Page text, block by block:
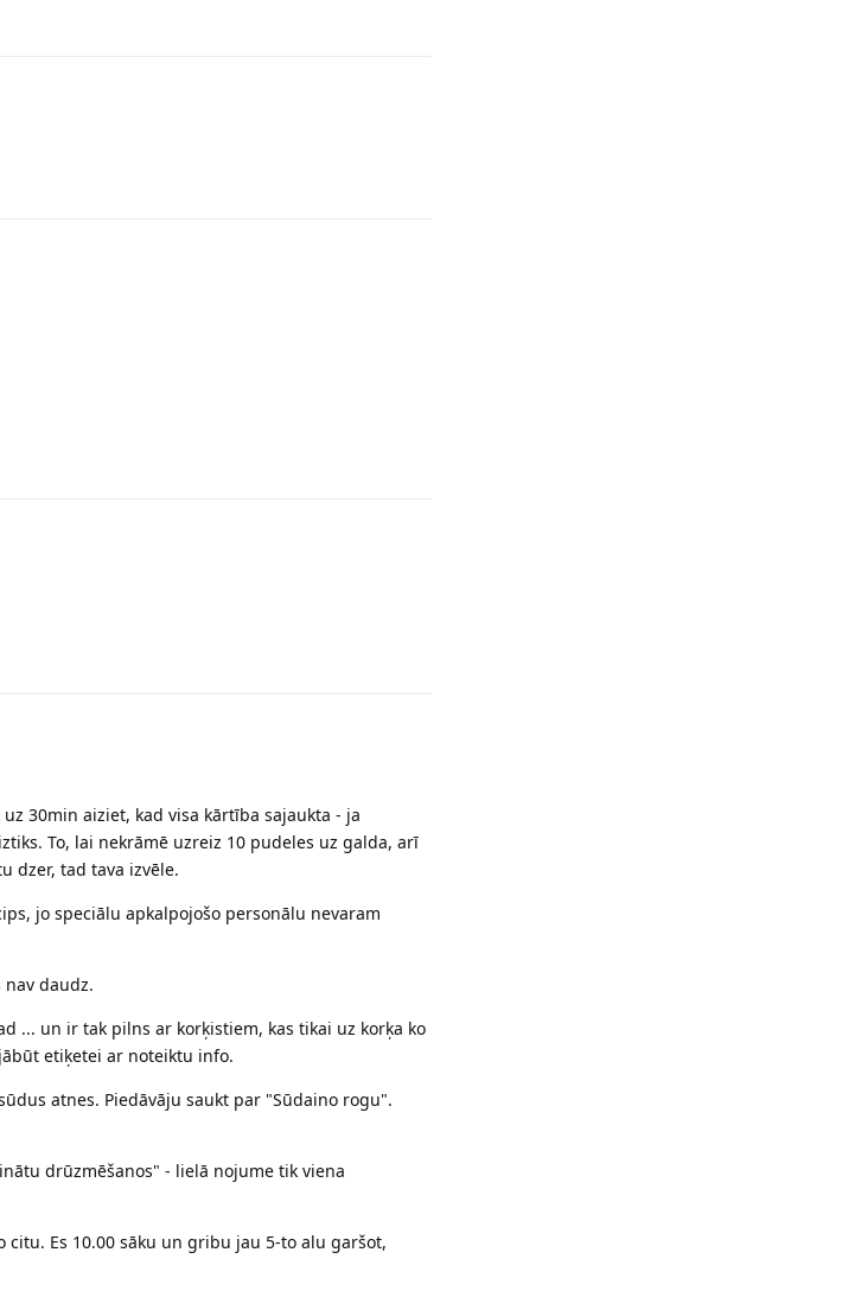
30min aiziet, kad visa kārtība sajaukta - ja
To, lai nekrāmē uzreiz 10 pudeles uz galda, arī
dzer, tad tava izvēle.
jo speciālu apkalpojošo personālu nevaram
nav daudz.
... un ir tak pilns ar korķistiem, kas tikai uz korķa ko
etiķetei ar noteiktu info.
atnes. Piedāvāju saukt par "Sūdaino rogu".
drūzmēšanos" - lielā nojume tik viena
Es 10.00 sāku un gribu jau 5-to alu garšot,